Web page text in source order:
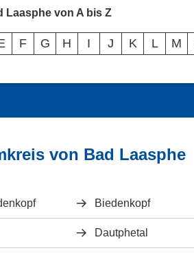
Laasphe von A bis Z
F G H I J K L M
von Bad Laasphe
Biedenkopf
Dautphetal